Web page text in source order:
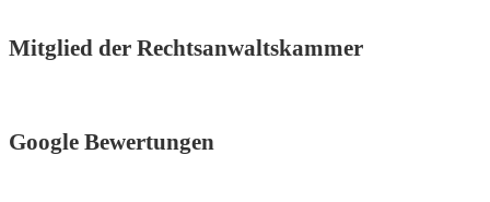
Mitglied der Rechtsanwaltskammer
Google Bewertungen